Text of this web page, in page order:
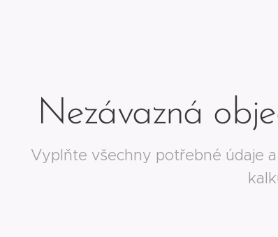
Nezávazná
Vyplňte všechny potřebné údaje